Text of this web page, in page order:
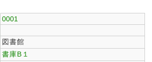
0001
図書館
書庫B１